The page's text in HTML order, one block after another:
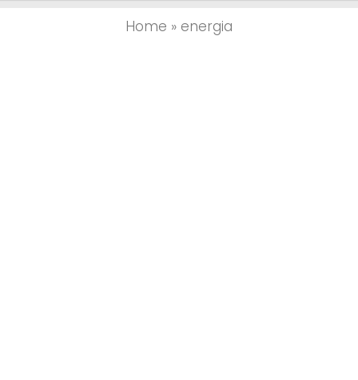
Home » energia